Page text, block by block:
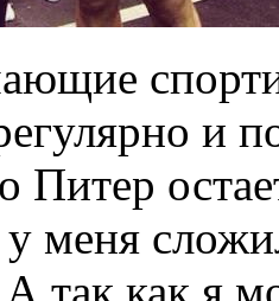
и
Питер
у меня